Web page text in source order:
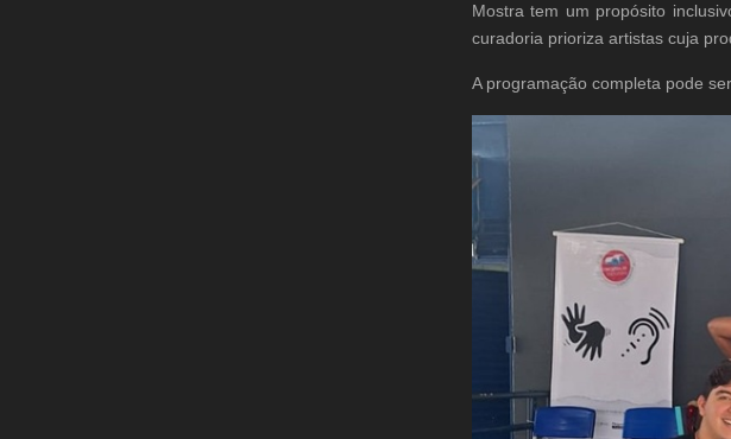
Mostra tem um propósito
curadoria prioriza artistas cuja
A programação completa pode